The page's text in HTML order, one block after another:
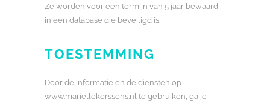
Ze worden voor een termijn van 5 jaar bewaard
in een database die beveiligd is.
TOESTEMMING
Door de informatie en de diensten op
www.mariellekerssens.nl te gebruiken, ga je